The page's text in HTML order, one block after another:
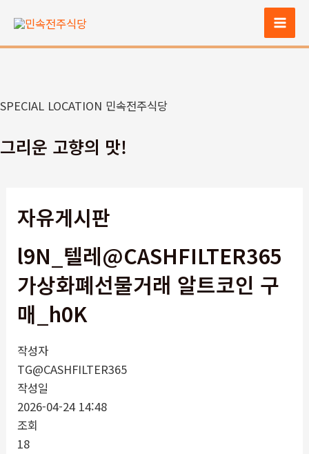
츠
너
기
Main
SPECIAL LOCATION 민속전주식당
그리운 고향의 맛!
자유게시판
l9N_텔레@CASHFILTER365
가상화폐선물거래 알트코인 구
매_h0K
작성자
TG@CASHFILTER365
작성일
2026-04-24 14:48
조회
18